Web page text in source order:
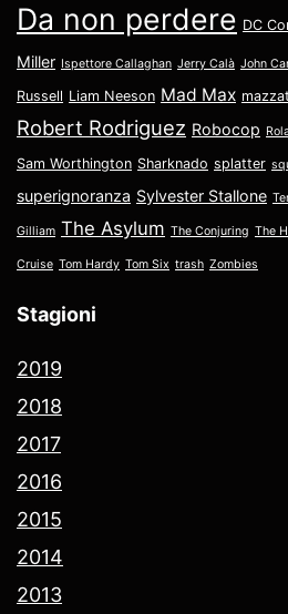
Da non perdere DC
Miller Ispettore Callaghan Jerry Calà John
Russell Liam Neeson Mad Max
Robert Rodriguez Robocop
Sam Worthington Sharknado splatter
superignoranza Sylvester Stallone
Gilliam The Asylum The Conjuring The
Cruise Tom Hardy Tom Six trash Zombies
Stagioni
2019
2018
2017
2016
2015
2014
2013